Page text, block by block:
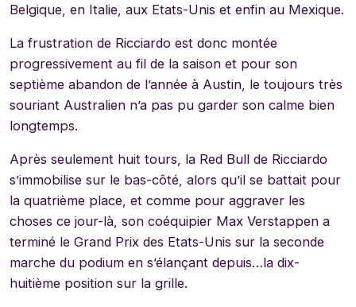
Belgique, en Italie, aux Etats-Unis et enfin au Mexique.
La frustration de Ricciardo est donc montée
progressivement au fil de la saison et pour son
septième abandon de l’année à Austin, le toujours très
souriant Australien n’a pas pu garder son calme bien
longtemps.
Après seulement huit tours, la Red Bull de Ricciardo
s’immobilise sur le bas-côté, alors qu’il se battait pour
la quatrième place, et comme pour aggraver les
choses ce jour-là, son coéquipier Max Verstappen a
terminé le Grand Prix des Etats-Unis sur la seconde
marche du podium en s’élançant depuis…la dix-
huitième position sur la grille.